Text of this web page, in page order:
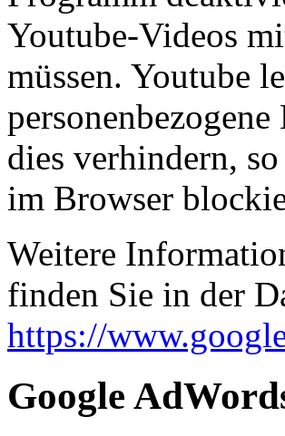
Youtube-Videos
müssen. Youtube
dies verhindern,
im Browser
Weitere
finden Sie in der
https://
Google